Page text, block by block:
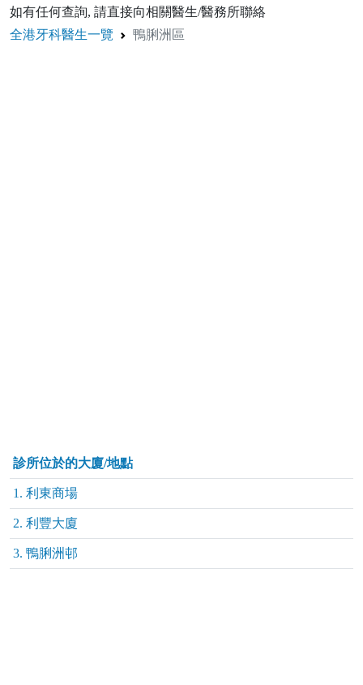
如有任何查詢, 請直接向相關醫生/醫務所聯絡
全港牙科醫生一覽
鴨脷洲區
診所位於的大廈/地點
1. 利東商場
2. 利豐大廈
3. 鴨脷洲邨